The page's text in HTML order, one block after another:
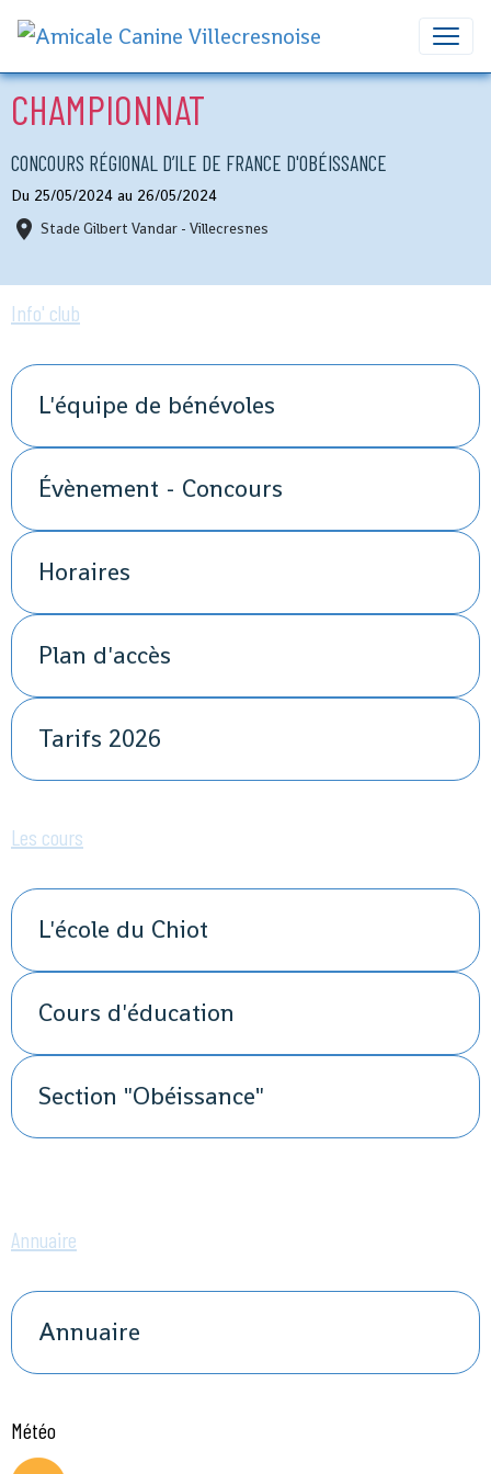
CHAMPIONNAT
CONCOURS RÉGIONAL D’ILE DE FRANCE D'OBÉISSANCE
Du 25/05/2024 au 26/05/2024
Stade Gilbert Vandar - Villecresnes
Info' club
L'équipe de bénévoles
Évènement - Concours
Horaires
Plan d'accès
Tarifs 2026
Les cours
L'école du Chiot
Cours d'éducation
Section "Obéissance"
Annuaire
Annuaire
Météo